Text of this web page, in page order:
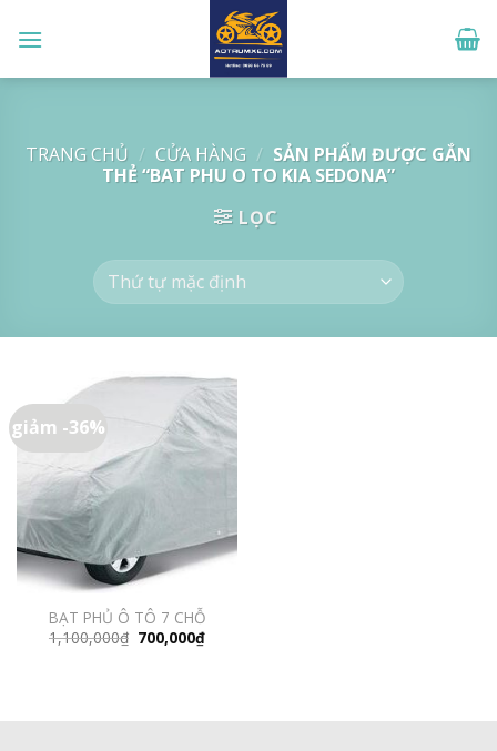
TRANG CHỦ / CỬA HÀNG / SẢN PHẨM ĐƯỢC GẮN
THẺ “BAT PHU O TO KIA SEDONA”
LỌC
giảm -36%
BẠT PHỦ Ô TÔ 7 CHỖ
1,100,000₫ Giá
700,000₫Giá